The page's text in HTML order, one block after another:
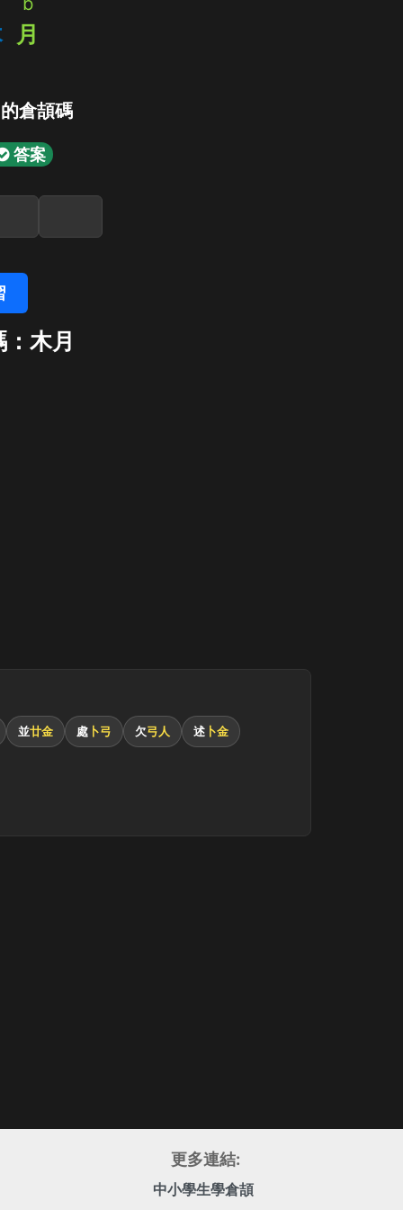
月
倉頡碼
答案
木月
並廿金 處 卜弓 欠弓人 述 卜金
更多連結:
中小學生學倉頡